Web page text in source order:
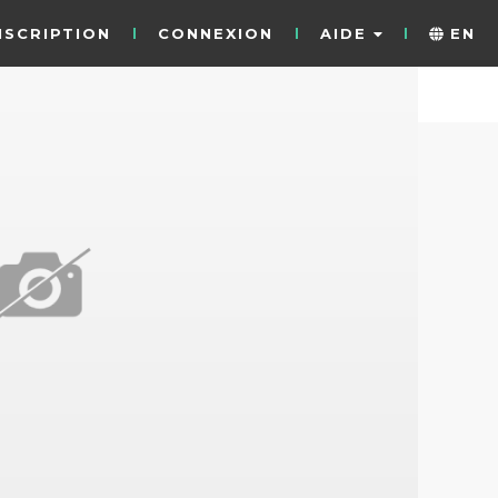
CONNEXION AIDE EN